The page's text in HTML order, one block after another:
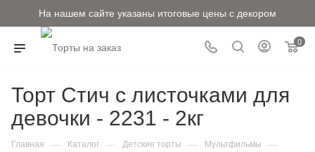
На нашем сайте указаны итоговые цены с декором
0
Торт Стич с листочками для
девочки - 2231 - 2кг
Главная — Каталог — Детские торты — Мультфильмы —